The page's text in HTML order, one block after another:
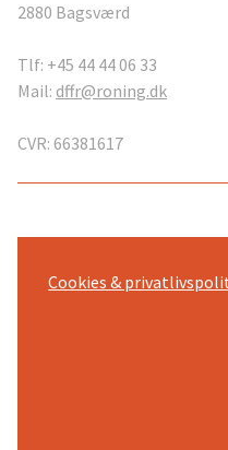
2880 Bagsværd
Tlf: +45 44 44 06 33
Mail: dffr@roning.dk
CVR: 66381617
Cookies &